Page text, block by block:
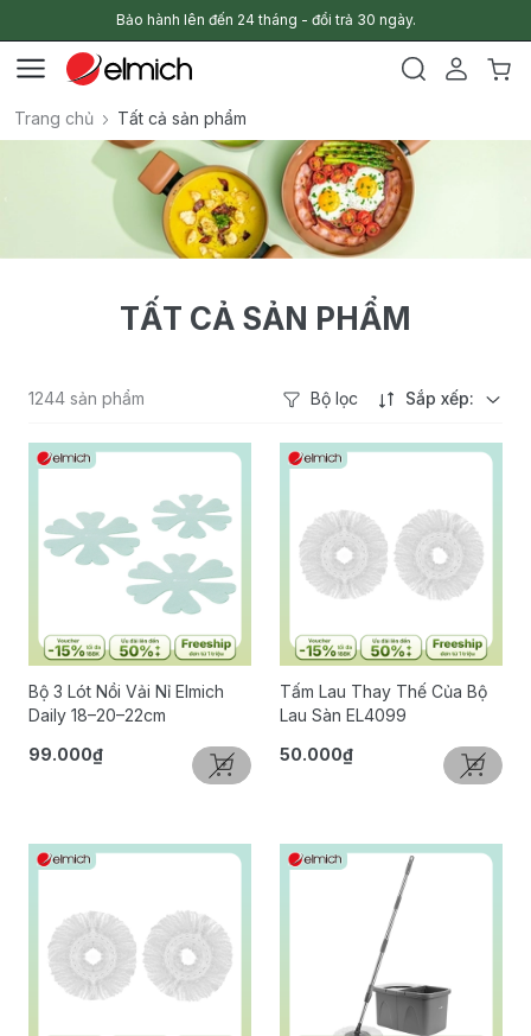
Bảo hành lên đến 24 tháng - đổi trả 30 ngày.
Trang chủ Tất cả sản phẩm
TẤT CẢ SẢN PHẨM
1244 sản phẩm Bộ lọc Sắp xếp:
Bộ 3 Lót Nồi Vải Nỉ Elmich
Daily 18–20–22cm
99.000₫
Tấm Lau Thay Thế Của Bộ
Lau Sàn EL4099
50.000₫